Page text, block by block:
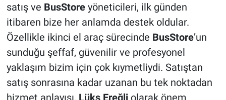
satış ve BusStoreyöneticileri, ilk günden
itibaren bize her anlamda destek oldular.
Özellikle ikinci el araç sürecinde BusStore’un
sunduğu şeffaf, güvenilir ve profesyonel
yaklaşım bizim için çok kıymetliydi. Satıştan
satış sonrasına kadar uzanan bu tek noktadan
hizmet anlayışı, Lüks Ereğliolarak önem